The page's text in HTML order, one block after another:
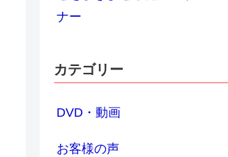
ナー
カテゴリー
DVD・動画
お客様の声